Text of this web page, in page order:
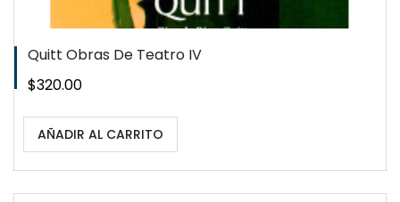
Quitt Obras De Teatro IV
Precio
$320.00
AÑADIR AL CARRITO